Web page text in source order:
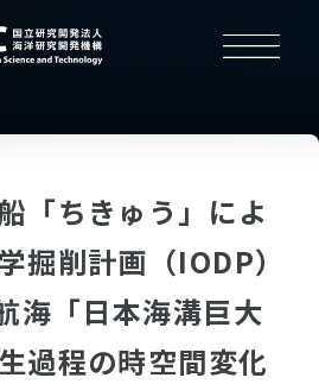
「ちきゅう」によ
掘削計画（IODP）
海「日本海溝巨大
過程の時空間変化